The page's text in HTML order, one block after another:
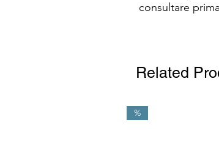
consultare
Related
%